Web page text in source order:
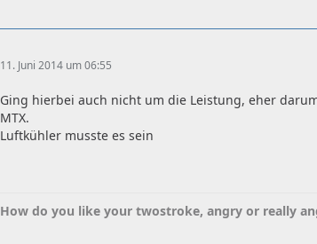
11. Juni 2014 um 06:55
Ging hierbei auch nicht um die Leistung, eher
MTX.
Luftkühler musste es sein
How do you like your twostroke, angry or really